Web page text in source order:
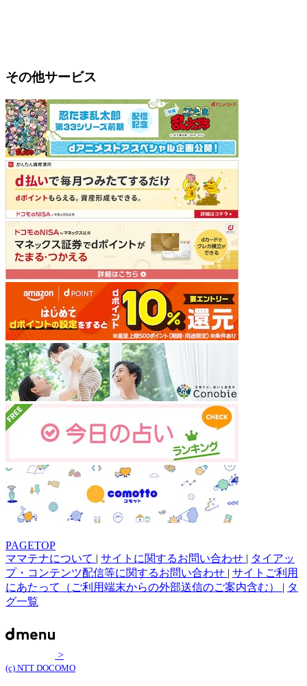
その他サービス
PAGETOP
ママテナについて | サイトに関するお問い合わせ | タイアッ
プ・コンテンツ配信等に関するお問い合わせ | サイトご利用
にあたって（ご利用端末からの外部送信のご案内含む） | タ
グ一覧
>
(c) NTT DOCOMO